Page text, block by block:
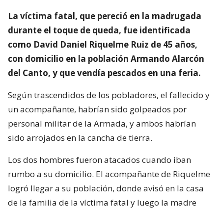
La víctima fatal, que pereció en la madrugada
durante el toque de queda, fue identificada
como David Daniel Riquelme Ruiz de 45 años,
con domicilio en la población Armando Alarcón
del Canto, y que vendía pescados en una feria.
Según trascendidos de los pobladores, el fallecido y
un acompañante, habrían sido golpeados por
personal militar de la Armada, y ambos habrían
sido arrojados en la cancha de tierra.
Los dos hombres fueron atacados cuando iban
rumbo a su domicilio. El acompañante de Riquelme
logró llegar a su población, donde avisó en la casa
de la familia de la víctima fatal y luego la madre